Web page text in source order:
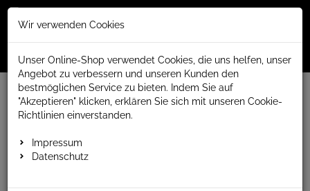
Menü
Weiter einkaufen
www.anapont.eu
elektrischer Badheizkörper
Baubreite 600mm
elektrischer Handtuchheizkörper Michelle e3 780h …
Wir verwenden Cookies
Unser Online-Shop verwendet Cookies, die uns helfen, unser
Angebot zu verbessern und unseren Kunden den
bestmöglichen Service zu bieten. Indem Sie auf
"Akzeptieren" klicken, erklären Sie sich mit unseren Cookie-
Richtlinien einverstanden.
Impressum
Datenschutz